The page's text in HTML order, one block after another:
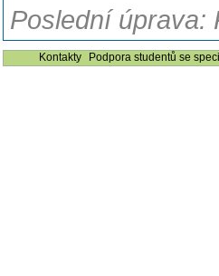
Poslední úprava:
Kontakty
Podpora studentů se